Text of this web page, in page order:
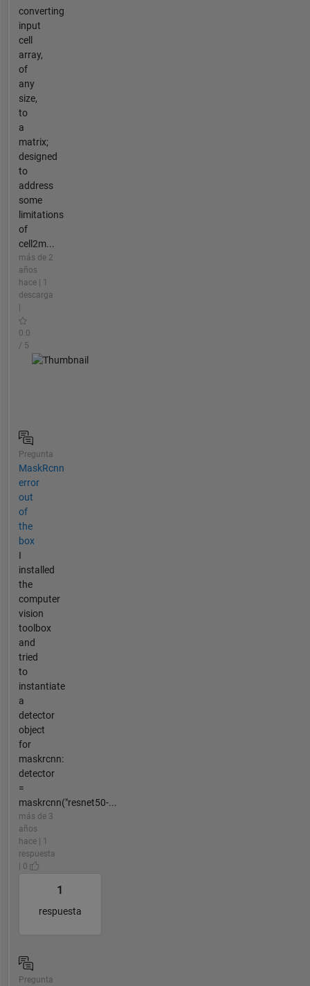
converting
input
cell
array,
of
any
size,
to
a
matrix;
designed
to
address
some
limitations
of
cell2m...
más de 2
años
hace | 1
descarga
0.0
/ 5
Pregunta
MaskRcnn
error
out
of
the
box
I
installed
the
computer
vision
toolbox
and
tried
to
instantiate
a
detector
object
for
maskrcnn:
detector
=
maskrcnn("resnet50-...
más de 3
años
hace | 1
respuesta
| 0
1
respuesta
Pregunta